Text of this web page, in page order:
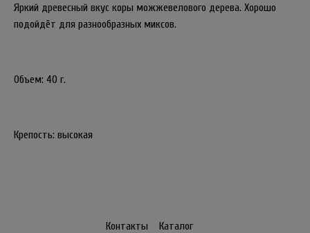
Яркий древесный вкус коры можжевелового дерева. Хорошо
подойдёт для разнообразных миксов.
Объем: 40 г.
Крепость: высокая
Контакты Каталог